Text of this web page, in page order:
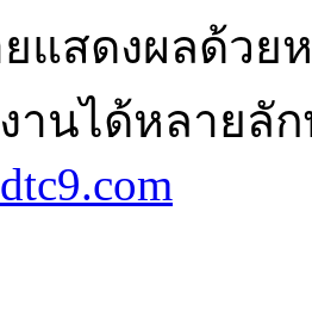
แสดงผลด้วย
านได้หลาย